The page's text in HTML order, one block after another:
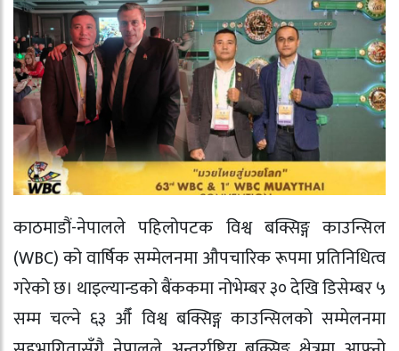
काठमाडौं-नेपालले पहिलोपटक विश्व बक्सिङ्ग काउन्सिल
(WBC) को वार्षिक सम्मेलनमा औपचारिक रूपमा प्रतिनिधित्व
गरेको छ। थाइल्यान्डको बैंककमा नोभेम्बर ३० देखि डिसेम्बर ५
सम्म चल्ने ६३ औँ विश्व बक्सिङ्ग काउन्सिलको सम्मेलनमा